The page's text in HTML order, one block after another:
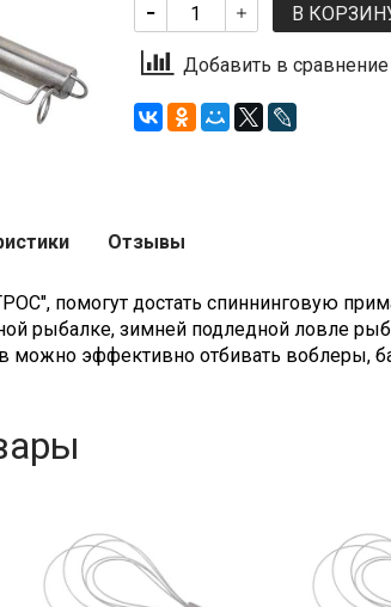
В
Добавить в сравнение
помогут достать спиннинговую
рыбалке, зимней подледной ловле
эффективно отбивать воблеры,
Отзывы